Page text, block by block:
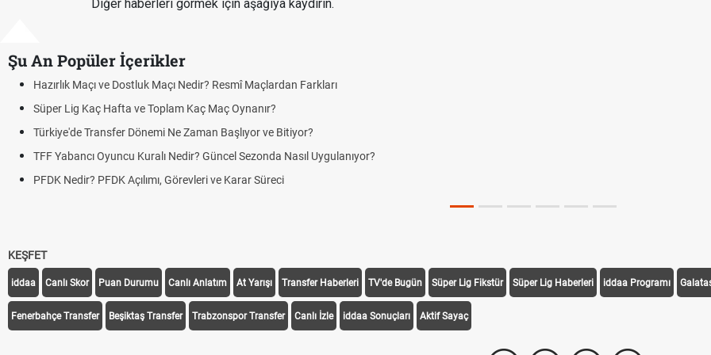
Diğer haberleri görmek için aşağıya kaydırın.
Şu An Popüler İçerikler
Nedir? Resmî Maçlardan Farkları
Kaç Maç Oynanır?
Zaman Başlıyor ve Bitiyor?
Güncel Sezonda Nasıl Uygulanıyor?
ve Karar Süreci
KEŞFET
iddaa Canlı Skor Puan Durumu Canlı Anlatım At Yarışı Transfer Haberleri TV'de Bugün Süper Lig Fikstür Süper Lig Haberleri iddaa Programı
Fenerbahçe Transfer Beşiktaş Transfer Trabzonspor Transfer Canlı İzle iddaa Sonuçları Aktif Sayaç